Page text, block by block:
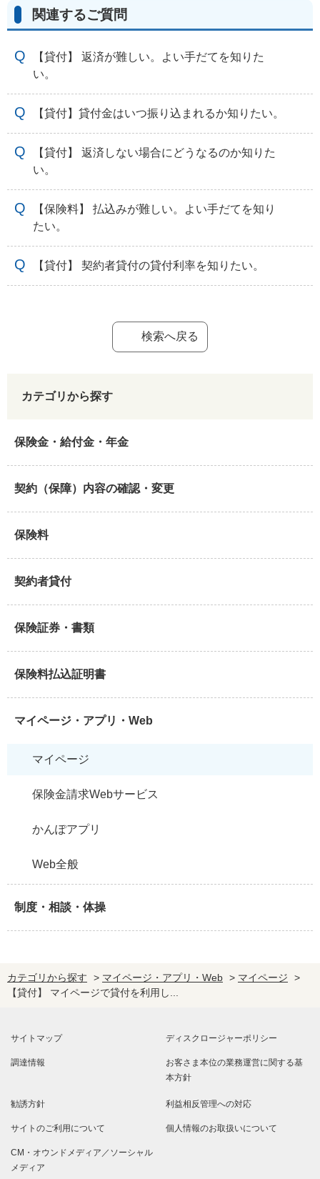
関連するご質問
【貸付】 返済が難しい。よい手だてを知りた
い。
【貸付】貸付金はいつ振り込まれるか知りたい。
【貸付】 返済しない場合にどうなるのか知りた
い。
【保険料】 払込みが難しい。よい手だてを知り
たい。
【貸付】 契約者貸付の貸付利率を知りたい。
検索へ戻る
カテゴリから探す
保険金・給付金・年金
契約（保障）内容の確認・変更
保険料
契約者貸付
保険証券・書類
保険料払込証明書
マイページ・アプリ・Web
マイページ
保険金請求Webサービス
かんぽアプリ
Web全般
制度・相談・体操
カテゴリから探す > マイページ・アプリ・Web > マイページ
>
【貸付】 マイページで貸付を利用し...
サイトマップ ディスクロージャーポリシー
調達情報 お客さま本位の業務運営に関する基
本方針
勧誘方針 利益相反管理への対応
サイトのご利用について 個人情報のお取扱いについて
CM・オウンドメディア／ソーシャル
メディア